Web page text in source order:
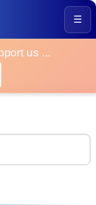
☰
us ...